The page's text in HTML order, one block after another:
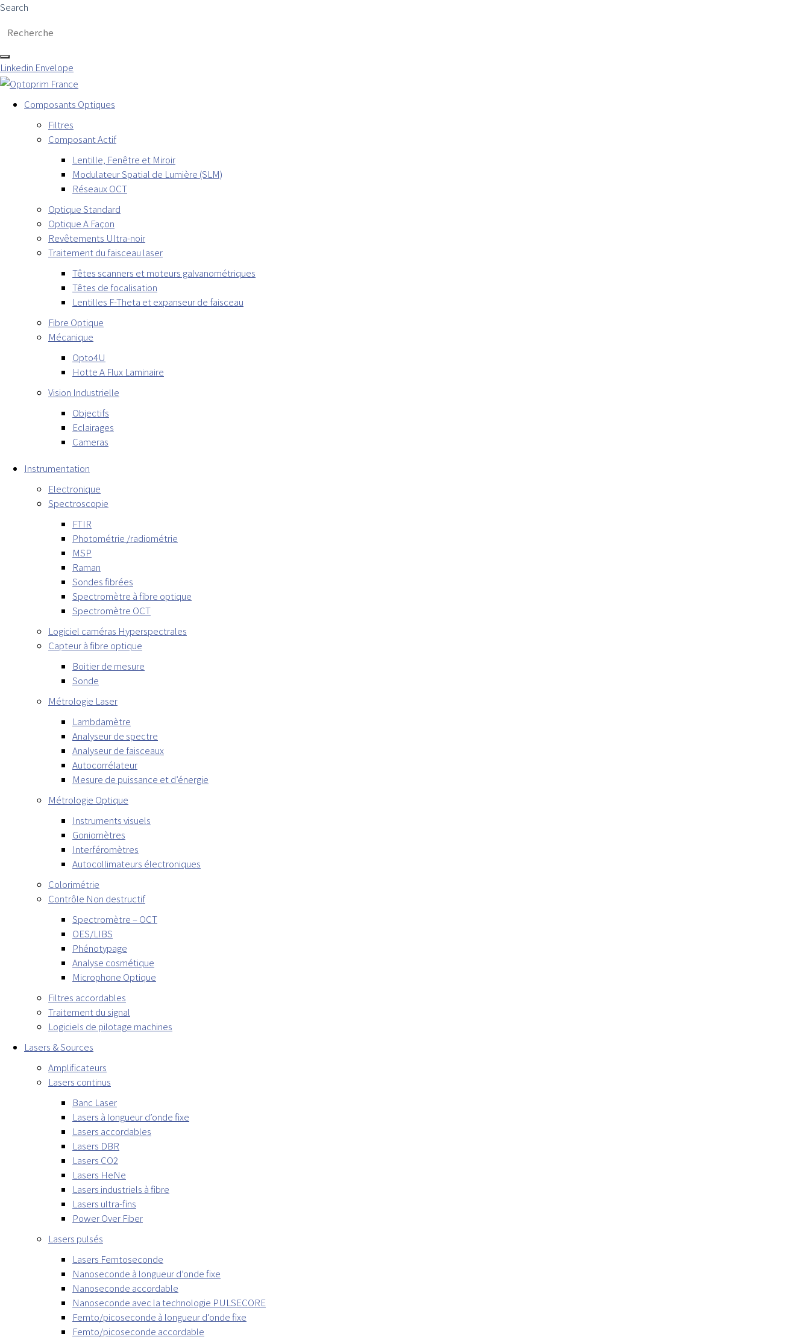
Search
Linkedin Envelope
Composants Optiques
Filtres
Composant Actif
Lentille, Fenêtre et Miroir
Modulateur Spatial de Lumière (SLM)
Réseaux OCT
Optique Standard
Optique A Façon
Revêtements Ultra-noir
Traitement du faisceau laser
Têtes scanners et moteurs galvanométriques
Têtes de focalisation
Lentilles F-Theta et expanseur de faisceau
Fibre Optique
Mécanique
Opto4U
Hotte A Flux Laminaire
Vision Industrielle
Objectifs
Eclairages
Cameras
Instrumentation
Electronique
Spectroscopie
FTIR
Photométrie /radiométrie
MSP
Raman
Sondes fibrées
Spectromètre à fibre optique
Spectromètre OCT
Logiciel caméras Hyperspectrales
Capteur à fibre optique
Boitier de mesure
Sonde
Métrologie Laser
Lambdamètre
Analyseur de spectre
Analyseur de faisceaux
Autocorrélateur
Mesure de puissance et d’énergie
Métrologie Optique
Instruments visuels
Goniomètres
Interféromètres
Autocollimateurs électroniques
Colorimétrie
Contrôle Non destructif
Spectromètre – OCT
OES/LIBS
Phénotypage
Analyse cosmétique
Microphone Optique
Filtres accordables
Traitement du signal
Logiciels de pilotage machines
Lasers & Sources
Amplificateurs
Lasers continus
Banc Laser
Lasers à longueur d’onde fixe
Lasers accordables
Lasers DBR
Lasers CO2
Lasers HeNe
Lasers industriels à fibre
Lasers ultra-fins
Power Over Fiber
Lasers pulsés
Lasers Femtoseconde
Nanoseconde à longueur d’onde fixe
Nanoseconde accordable
Nanoseconde avec la technologie PULSECORE
Femto/picoseconde à longueur d’onde fixe
Femto/picoseconde accordable